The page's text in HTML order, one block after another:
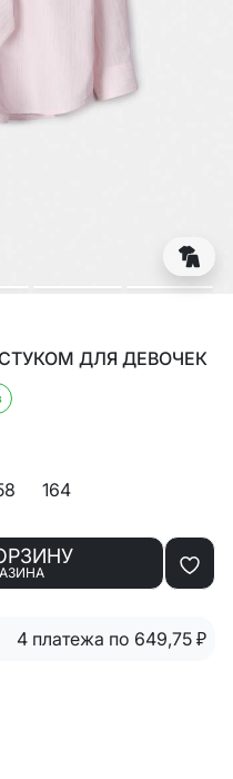
ДЛЯ ДЕВОЧЕК
164
4 платежа по 649,75 ₽